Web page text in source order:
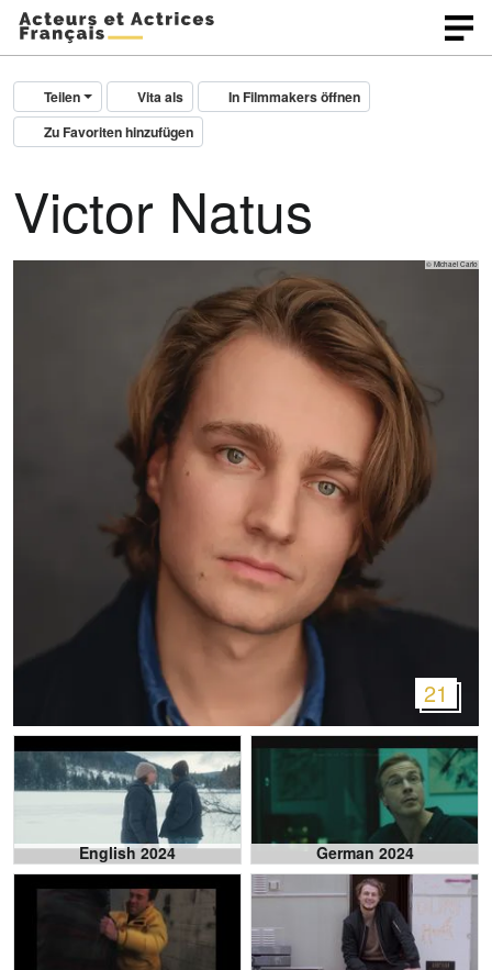
Teilen Vita als
In Filmmakers öffnen
Zu Favoriten hinzufügen
Victor Natus
© Michael Carlo
21
English 2024 German 2024